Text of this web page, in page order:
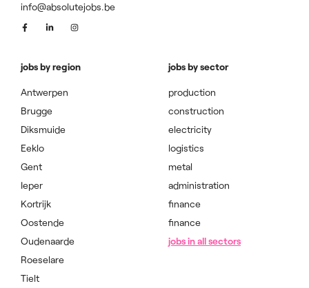
info@absolutejobs.be
jobs by region
Antwerpen
Brugge
Diksmuide
Eeklo
Gent
Ieper
Kortrijk
Oostende
Oudenaarde
Roeselare
Tielt
jobs by sector
production
construction
electricity
logistics
metal
administration
finance
finance
jobs in all sectors